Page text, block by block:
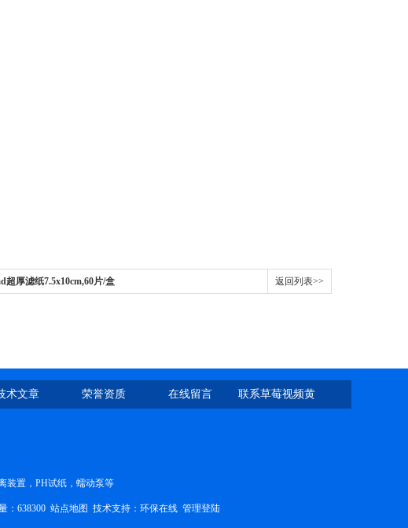
超厚滤纸7.5x10cm,60片/盒 返回列表>>
术文章 荣誉资质 在线留言 联系草莓视频黄
离装置，PH试纸，蠕动泵等
：638300 站点地图 技术支持： 环保在线 管理登陆